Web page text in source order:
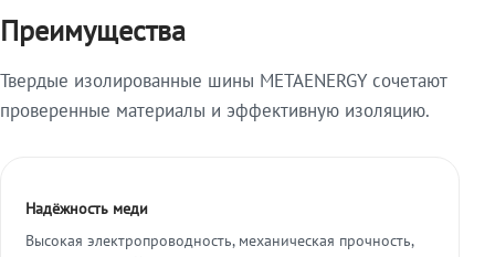
Преимущества
Твердые изолированные шины METAENERGY сочетают
проверенные материалы и эффективную изоляцию.
Надёжность меди
Высокая электропроводность, механическая прочность,